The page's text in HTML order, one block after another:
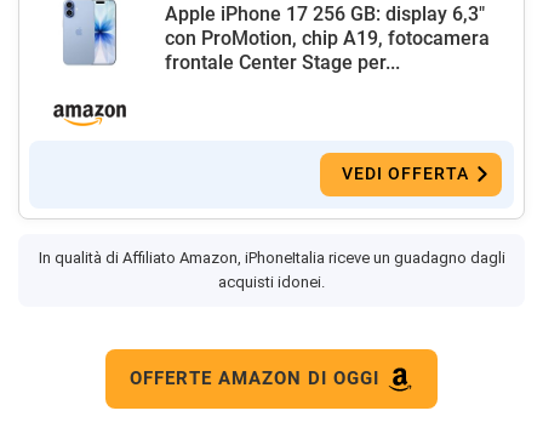
Apple iPhone 17 256 GB: display 6,3"
con ProMotion, chip A19, fotocamera
frontale Center Stage per...
VEDI OFFERTA
In qualità di Affiliato Amazon, iPhoneItalia riceve un guadagno dagli
acquisti idonei.
OFFERTE AMAZON DI OGGI